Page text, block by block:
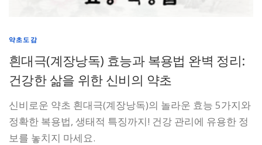
약초도감
흰대극(계장낭독) 효능과 복용법 완벽 정리:
건강한 삶을 위한 신비의 약초
신비로운 약초 흰대극(계장낭독)의 놀라운 효능 5가지와
정확한 복용법, 생태적 특징까지! 건강 관리에 유용한 정
보를 놓치지 마세요.